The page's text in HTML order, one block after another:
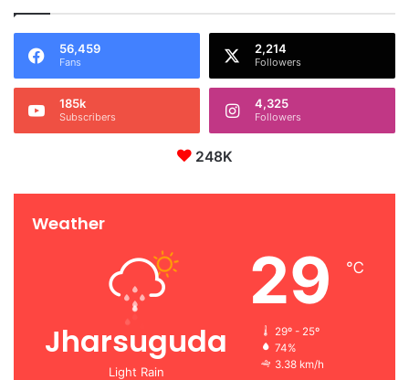
56,459
Fans
2,214
Followers
185k
Subscribers
4,325
Followers
248K
Weather
Jharsuguda
Light Rain
29 ℃
29º - 25º
74%
3.38 km/h